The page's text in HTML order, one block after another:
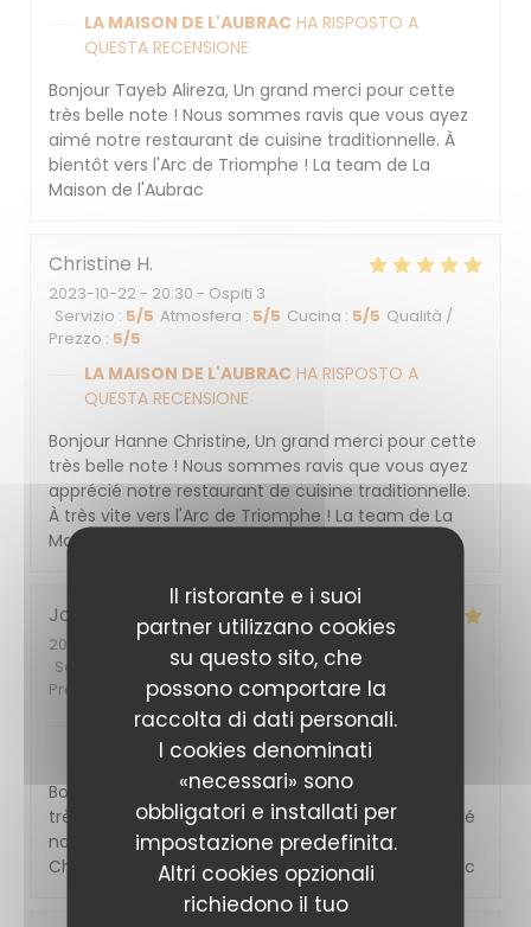
Il ristorante e i suoi
partner utilizzano cookies
su questo sito, che
possono comportare la
raccolta di dati personali.
I cookies denominati
«necessari» sono
obbligatori e installati per
impostazione predefinita.
Altri cookies opzionali
richiedono il tuo
LA MAISON DE L'AUBRAC HA RISPOSTO A
QUESTA RECENSIONE
Bonjour Tayeb Alireza, Un grand merci pour cette
très belle note ! Nous sommes ravis que vous ayez
aimé notre restaurant de cuisine traditionnelle. À
bientôt vers l'Arc de Triomphe ! La team de La
Maison de l'Aubrac
Christine H
2023-10-22 - 20:30 - Ospiti 3
Servizio : 5/5 Atmosfera : 5/5 Cucina : 5/5 Qualità /
Prezzo : 5/5
LA MAISON DE L'AUBRAC HA RISPOSTO A
QUESTA RECENSIONE
Bonjour Hanne Christine, Un grand merci pour cette
très belle note ! Nous sommes ravis que vous ayez
apprécié notre restaurant de cuisine traditionnelle.
À très vite vers l'Arc de Triomphe ! La team de La
Maison de l'Aubrac
Josué
2023-10-22 - 23:15 - Ospiti 2
Servizio
Atmosfera:4/5 Cucina : 4
Prezzo
LA MAISON DE L'AUBRAC HA RISPOSTO A
QUESTA RECENSIONE
Bonjour Cidéron Josué, Un grand merci pour cette
très belle note ! On est ravi que vous ayez apprécié
notre restaurant de viande. À très vite vers les
Champs Élysées ! La team de La Maison de l'Aubrac